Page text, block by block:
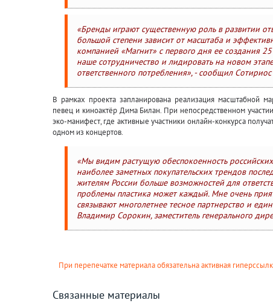
«Бренды играют существенную роль в развитии
большой степени зависит от масштаба и
компанией «Магнит» с первого дня ее создания
наше сотрудничество и лидировать на новом
ответственного потребления», - сообщил
В рамках проекта запланирована реализация масштабной
певец и киноактёр Дима Билан. При непосредственном
эко-манифест, где активные участники онлайн-конкурса
одном из концертов.
«Мы видим растущую обеспокоенность
наиболее заметных покупательских трендов
жителям России больше возможностей для
проблемы пластика может каждый. Мне очень
связывают многолетнее тесное партнерство и
Владимир Сорокин, заместитель генерального
При перепечатке материала обязательна активная
Связанные материалы